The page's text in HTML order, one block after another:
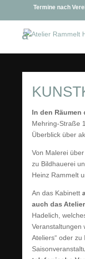
Termine nach
In den Räumen
Mehring-Straße
Überblick über
Von Malerei
zu Bildhauerei
Heinz Rammelt
An das Kabinett
auch das Atelier
Hadelich,
Veranstaltungen
Ateliers“ oder zu